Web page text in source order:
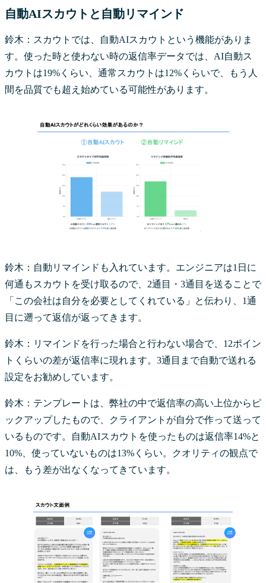
自動AIスカウトと自動リマインド
鈴木：スカウトでは、自動AIスカウトという機能がありま
す。使った時と使わない時の返信率データでは、AI自動ス
カウトは19%くらい、通常スカウトは12%くらいで、もう人
間を品質でも超え始めている可能性があります。
鈴木：自動リマインドも入れています。エンジニアは1日に
何通もスカウトを受け取るので、2通目・3通目を送ることで
「この会社は自分を必要としてくれている」と伝わり、1通
目に遡って返信が返ってきます。
鈴木：リマインドを行った場合と行わない場合で、12ポイン
トくらいの差が返信率に現れます。3通目まで自動で送れる
設定をお勧めしています。
鈴木：テンプレートは、弊社の中で返信率の高い上位からピ
ックアップしたもので、クライアントが自分で作って送って
いるものです。自動AIスカウトを使ったものは返信率14%と
10%、使っていないものは13%くらい。クオリティの観点で
は、もう差が出なくなってきています。